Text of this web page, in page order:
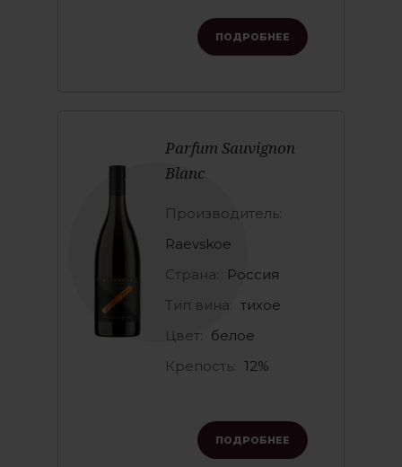
ПОДРОБНЕЕ
Parfum Sauvignon
Blanc
Производитель:
Raevskoe
Страна:
Россия
Тип вина: тихое
Цвет: белое
Крепость: 12%
ПОДРОБНЕЕ